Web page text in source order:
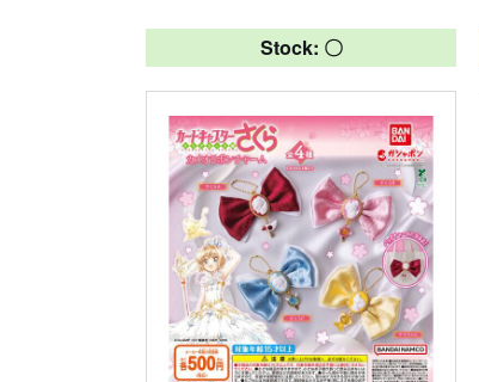
Stock: 〇